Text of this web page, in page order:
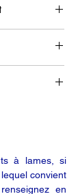
à lames, si
convient
en